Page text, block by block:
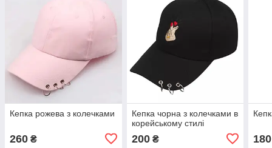
Кепка рожева з колечками
260 ₴
Кепка чорна з колечками в
корейському стилі
200₴ 180